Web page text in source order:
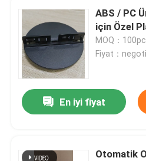
ABS / PC
için Özel
MOQ：
Fiyat：
En iyi fiyat
Otomatik